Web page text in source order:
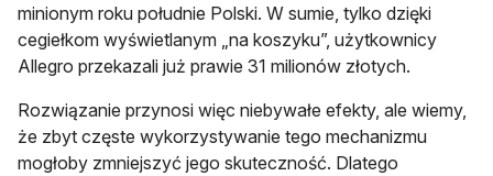
minionym roku południe Polski. W sumie, tylko dzięki
cegiełkom wyświetlanym „na koszyku”, użytkownicy
Allegro przekazali już prawie 31 milionów złotych.
Rozwiązanie przynosi więc niebywałe efekty, ale wiemy,
że zbyt częste wykorzystywanie tego mechanizmu
mogłoby zmniejszyć jego skuteczność. Dlatego